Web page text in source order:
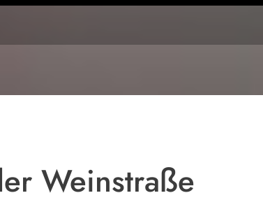
Weinstraße